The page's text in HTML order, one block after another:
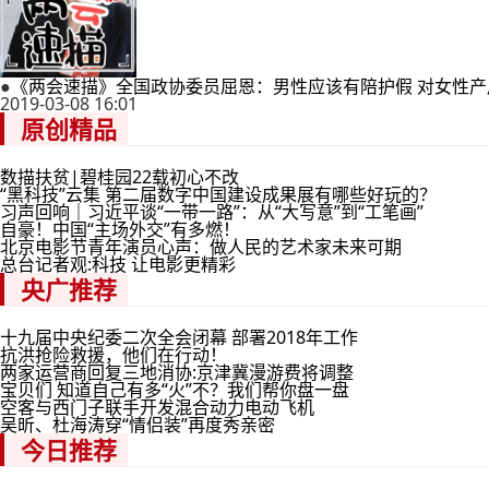
● 《两会速描》全国政协委员屈恩：男性应该有陪护假 对女性
2019-03-08 16:01
原创精品
数描扶贫|碧桂园22载初心不改
“黑科技”云集 第二届数字中国建设成果展有哪些好玩的？
习声回响｜习近平谈“一带一路”：从“大写意”到“工笔画”
自豪！中国“主场外交”有多燃！
北京电影节青年演员心声：做人民的艺术家未来可期
总台记者观:科技 让电影更精彩
央广推荐
十九届中央纪委二次全会闭幕 部署2018年工作
抗洪抢险救援，他们在行动！
两家运营商回复三地消协:京津冀漫游费将调整
宝贝们 知道自己有多“火”不？我们帮你盘一盘
空客与西门子联手开发混合动力电动飞机
吴昕、杜海涛穿“情侣装”再度秀亲密
今日推荐